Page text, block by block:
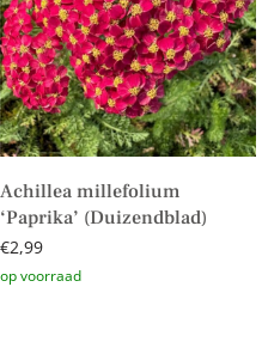
Achillea millefolium
‘Paprika’ (Duizendblad)
€2,99